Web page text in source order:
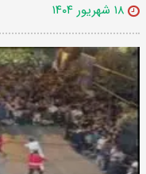
۱۸ شهریور ۱۴۰۴